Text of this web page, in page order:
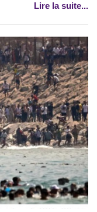
Lire la suite...